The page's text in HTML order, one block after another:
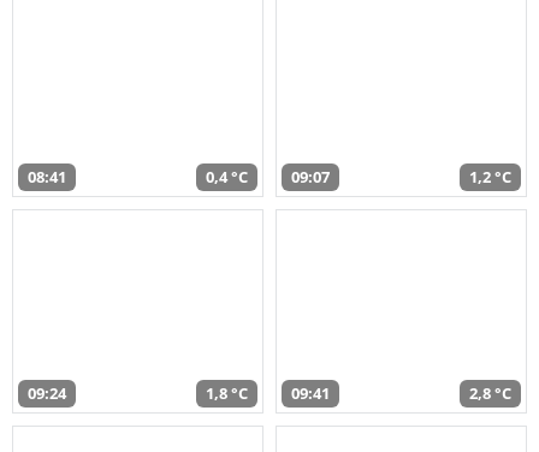
08:41 0,4 °C 09:07 1,2 °C
09:24 1,8 °C 09:41 2,8 °C